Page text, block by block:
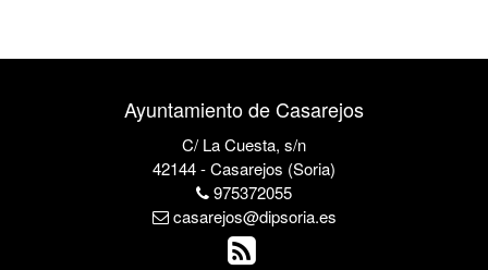
Ayuntamiento de Casarejos
C/ La Cuesta, s/n
42144 - Casarejos (Soria)
975372055
casarejos@dipsoria.es